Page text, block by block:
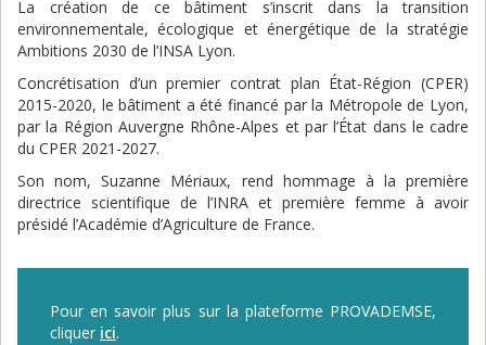
La création de ce bâtiment s’inscrit dans la transition
environnementale, écologique et énergétique de la stratégie
Ambitions 2030 de l’INSA Lyon.
Concrétisation d’un premier contrat plan État-Région (CPER)
2015-2020, le bâtiment a été financé par la Métropole de Lyon,
par la Région Auvergne Rhône-Alpes et par l’État dans le cadre
du CPER 2021-2027.
Son nom, Suzanne Mériaux, rend hommage à la première
directrice scientifique de l’INRA et première femme à avoir
présidé l’Académie d’Agriculture de France.
Pour en savoir plus sur la plateforme PROVADEMSE,
cliquer ici.